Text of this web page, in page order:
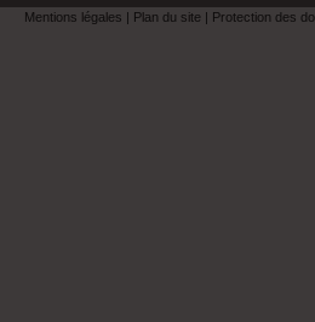
Mentions légales | Plan du site | Protection des